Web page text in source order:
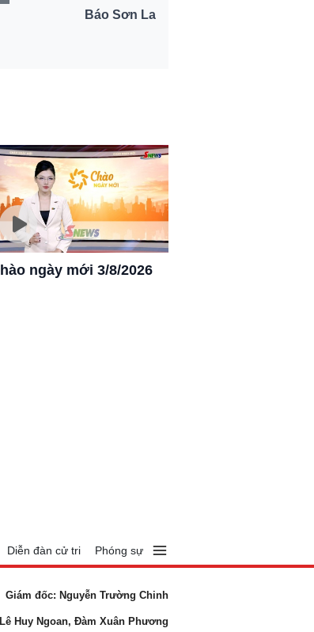
Báo Sơn La
ngày mới 3/8/2026
Diễn đàn cử tri Phóng sự
Giám đốc: Nguyễn Trường Chinh
Huy Ngoan, Đàm Xuân Phương